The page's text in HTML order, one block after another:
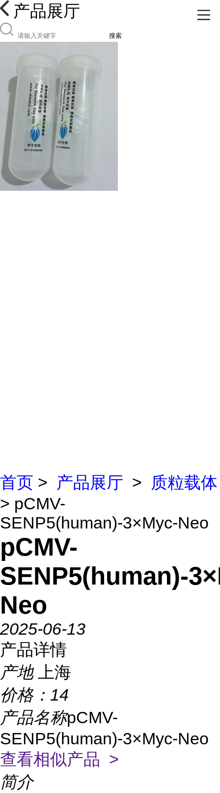
产品展厅
搜索
首页 > 产品展厅 >
质粒载体
> pCMV-
SENP5(human)-3×Myc-Neo
pCMV-
SENP5(human)-
Neo
2025-06-13
产品详情
产地
上海
价格： 14
产品名称pCMV-
SENP5(human)-3×Myc-Neo
查看相似产品 >
简介